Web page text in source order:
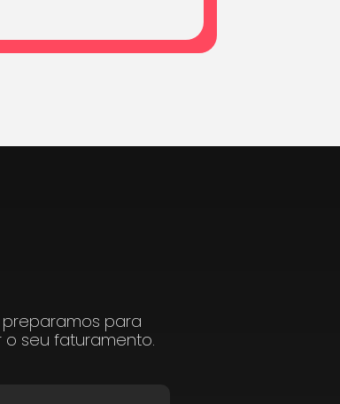
para
seu faturamento.